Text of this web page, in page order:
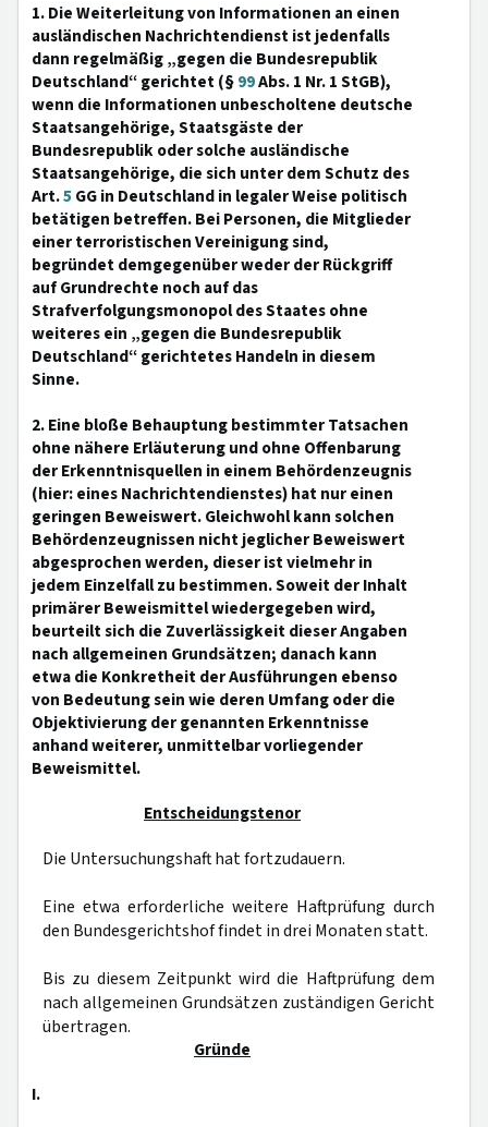
1. Die Weiterleitung von Informationen an einen
ausländischen Nachrichtendienst ist jedenfalls
dann regelmäßig „gegen die Bundesrepublik
Deutschland“ gerichtet (§99Abs. 1 Nr. 1 StGB),
wenn die Informationen unbescholtene deutsche
Staatsangehörige, Staatsgäste der
Bundesrepublik oder solche ausländische
Staatsangehörige, die sich unter dem Schutz des
Art.5 GG in Deutschland in legaler Weise politisch
betätigen betreffen. Bei Personen, die Mitglieder
einer terroristischen Vereinigung sind,
begründet demgegenüber weder der Rückgriff
auf Grundrechte noch auf das
Strafverfolgungsmonopol des Staates ohne
weiteres ein „gegen die Bundesrepublik
Deutschland“ gerichtetes Handeln in diesem
Sinne.
2. Eine bloße Behauptung bestimmter Tatsachen
ohne nähere Erläuterung und ohne Offenbarung
der Erkenntnisquellen in einem Behördenzeugnis
(hier: eines Nachrichtendienstes) hat nur einen
geringen Beweiswert. Gleichwohl kann solchen
Behördenzeugnissen nicht jeglicher Beweiswert
abgesprochen werden, dieser ist vielmehr in
jedem Einzelfall zu bestimmen. Soweit der Inhalt
primärer Beweismittel wiedergegeben wird,
beurteilt sich die Zuverlässigkeit dieser Angaben
nach allgemeinen Grundsätzen; danach kann
etwa die Konkretheit der Ausführungen ebenso
von Bedeutung sein wie deren Umfang oder die
Objektivierung der genannten Erkenntnisse
anhand weiterer, unmittelbar vorliegender
Beweismittel.
Entscheidungstenor
Die Untersuchungshaft hat fortzudauern.
Eine etwa erforderliche weitere Haftprüfung durch
den Bundesgerichtshof findet in drei Monaten statt.
Bis zu diesem Zeitpunkt wird die Haftprüfung dem
nach allgemeinen Grundsätzen zuständigen Gericht
übertragen.
Gründe
I.